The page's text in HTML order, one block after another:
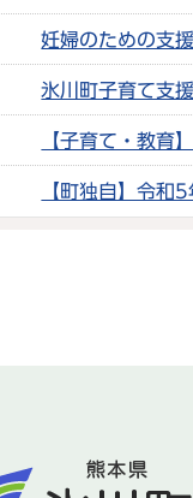
妊婦のための支
氷川町子育て支
【子育て・教育
【町独自】令和